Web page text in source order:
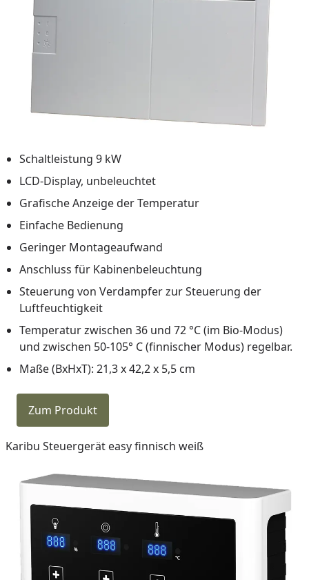
Schaltleistung 9 kW
LCD-Display, unbeleuchtet
Grafische Anzeige der Temperatur
Einfache Bedienung
Geringer Montageaufwand
Anschluss für Kabinenbeleuchtung
Steuerung von Verdampfer zur Steuerung der
Luftfeuchtigkeit
Temperatur zwischen 36 und 72 °C (im Bio-Modus)
und zwischen 50-105° C (finnischer Modus) regelbar.
Maße (BxHxT): 21,3 x 42,2 x 5,5 cm
Zum Produkt
Karibu Steuergerät easy finnisch weiß